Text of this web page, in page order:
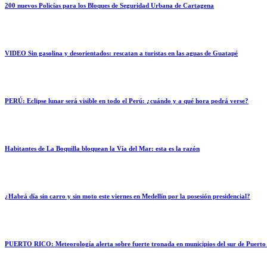
200 nuevos Policías para los Bloques de Seguridad Urbana de Cartagena
VIDEO Sin gasolina y desorientados: rescatan a turistas en las aguas de Guatapé
PERÚ: Eclipse lunar será visible en todo el Perú: ¿cuándo y a qué hora podrá verse?
Habitantes de La Boquilla bloquean la Vía del Mar: esta es la razón
¿Habrá día sin carro y sin moto este viernes en Medellín por la posesión presidencial?
PUERTO RICO: Meteorología alerta sobre fuerte tronada en municipios del sur de Puerto